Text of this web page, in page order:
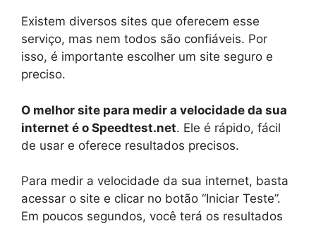
Existem diversos sites que oferecem esse
serviço, mas nem todos são confiáveis. Por
isso, é importante escolher um site seguro e
preciso.
O melhor site para medir a velocidade da sua
internet é o Speedtest.net. Ele é rápido, fácil
de usar e oferece resultados precisos.
Para medir a velocidade da sua internet, basta
acessar o site e clicar no botão “Iniciar Teste”.
Em poucos segundos, você terá os resultados